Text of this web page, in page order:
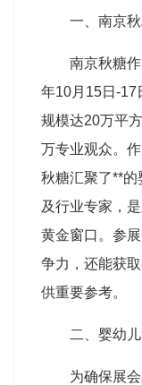
一、南京
南京秋糖
年10月15日-17
规模达20万平
万专业观众。
秋糖汇聚了**
及行业专家，
黄金窗口。参
争力，还能获
供重要参考。
二、婴幼
为确保展